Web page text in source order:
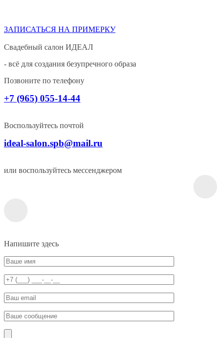
ЗАПИСАТЬСЯ НА ПРИМЕРКУ
Свадебный салон ИДЕАЛ
- всё для создания безупречного образа
Позвоните по телефону
+7 (965) 055-14-44
Воспользуйтесь почтой
ideal-salon.spb@mail.ru
или воспользуйтесь мессенджером
Напишите здесь